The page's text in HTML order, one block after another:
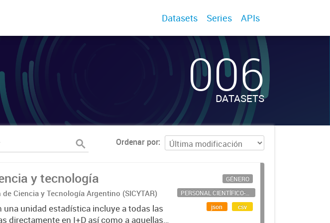
Datasets Series APIs
006
DATASETS
Ordenar por
y tecnología
Ciencia y Tecnología Argentino (SICYTAR)
una unidad estadística incluye a todas las
directamente en I+D así como a aquellas
GÉNERO
PERSONAL CIENTÍFICO-TECNOLÓGICO
json
csv